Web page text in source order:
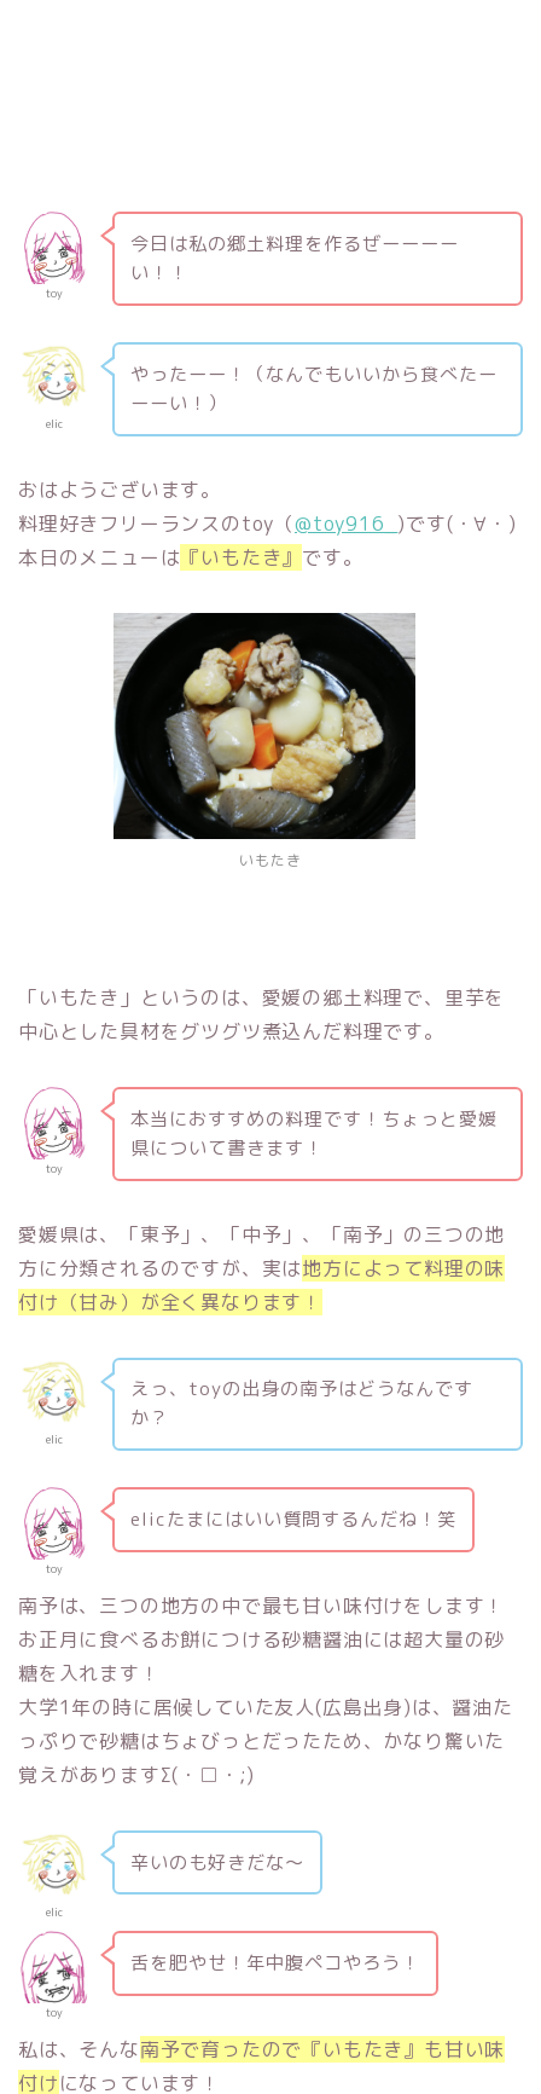
toy
今日は私の郷土料理を作るぜーーーー
い！！
elic
やったーー！（なんでもいいから食べたー
ーーい！）
おはようございます。
料理好きフリーランスのtoy（@toy916_ )です(・∀・)
本日のメニューは 『いもたき』 です。
いもたき
「いもたき」というのは、愛媛の郷土料理で、里芋を
中心とした具材をグツグツ煮込んだ料理です。
toy
本当におすすめの料理です！ちょっと愛媛
県について書きます！
愛媛県は、「東予」、「中予」、「南予」の三つの地
方に分類されるのですが、実は地方によって料理の味
付け（甘み）が全く異なります！
elic
えっ、toyの出身の南予はどうなんです
か？
toy
elicたまにはいい質問するんだね！笑
南予は、三つの地方の中で最も甘い味付けをします！
お正月に食べるお餅につける砂糖醤油には超大量の砂
糖を入れます！
大学1年の時に居候していた友人(広島出身)は、醤油た
っぷりで砂糖はちょびっとだったため、かなり驚いた
覚えがありますΣ(・□・;)
elic
辛いのも好きだな〜
toy
舌を肥やせ！年中腹ペコやろう！
私は、そんな南予で育ったので『いもたき』も甘い味
付けになっています！